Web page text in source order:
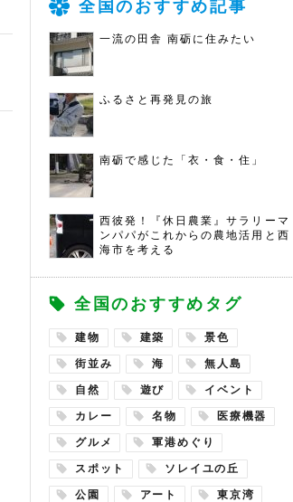
全国のおすすめ記事
一流の田舎 南砺に住みたい
ふるさと再発見の旅
南砺で感じた「衣・食・住」
西彼発！『休日農業』サラリーマ
ンパパがこれからの農地活用と西
海市を考える
全国のおすすめタグ
建物 建築 景色
街並み 海 無人島
自然 遊び イベント
カレー 名物 医療機器
グルメ 軍港めぐり
スポット ソレイユの丘
公園 アート 東京湾